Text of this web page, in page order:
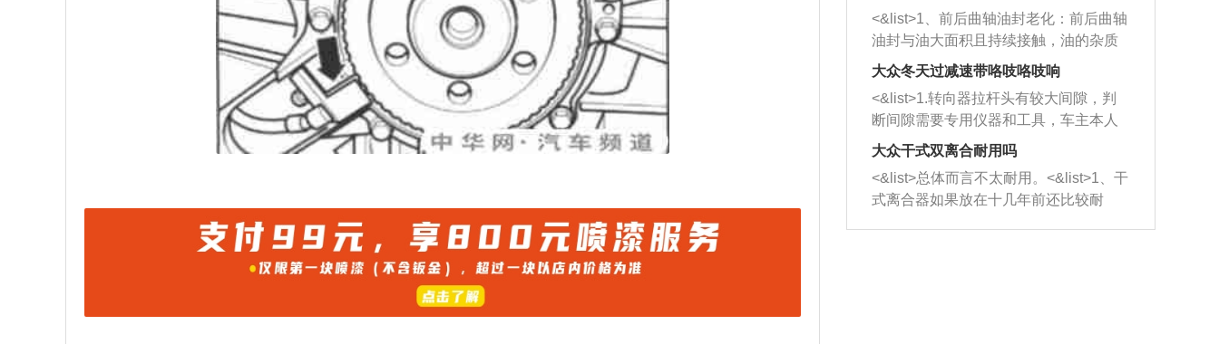
西取出来。但如果是因为积碳过多引起
的堵塞，就需要将三元催化器泡在草酸
洗剂对堵塞的情况得到解决，将清洗剂
放在燃油箱中，与燃油混合后，车辆启
动时，就可以和汽油一起进入到燃烧
室，最后形成废气排出，就可以让三元
催化器得到清洗，排气管堵塞的情况就
能够得到解决。
一圈半的练习，往右同样也要打相同的
圈数。 <&list>3、最后强调要反复练
习，这样就可以形成肌肉记忆，在真实
驾驶车辆时，不需要记忆也能打好方
向。
<&list>1、前后曲轴油封老化：前后曲轴
油封与油大面积且持续接触，油的杂质
和发动机内持续温度变化使其密封效果
逐渐减弱，导致渗油或漏油。<&list>2、
活塞间隙过大：积碳会使活塞环与缸体
的间隙扩大，导致机油流入燃烧室中，
造成烧机油。<&list>3、机油粘度。使用
机油粘度过小的话，同样会有烧机油现
象，机油粘度过小具有很好的流动性，
大众冬天过减速带咯吱咯吱响
<&list>1.转向器拉杆头有较大间隙，判
断间隙需要专用仪器和工具，车主本人
无法制作，需要将车辆送到修理厂或4s
店；<&list>2.车辆半轴套管防尘罩破
裂，破裂后会出现漏油现象，使半轴磨
损严重，磨损的半轴容易损坏，产生异
响；<&list>3.稳定器的转向胶套和球头
大众干式双离合耐用吗
<&list>总体而言不太耐用。<&list>1、干
式离合器如果放在十几年前还比较耐